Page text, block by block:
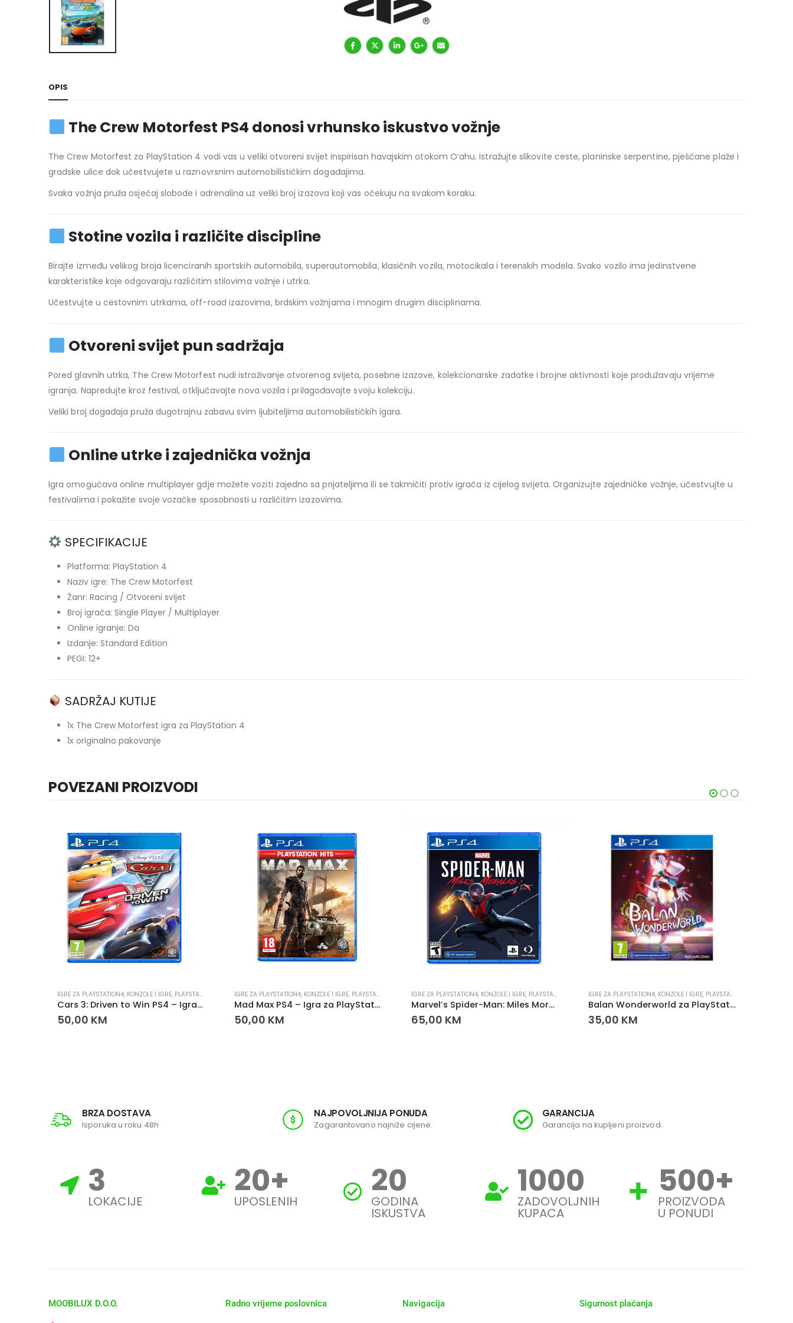
OPIS
The Crew Motorfest PS4 donosi vrhunsko iskustvo vožnje
The Crew Motorfest za PlayStation 4 vodi vas u veliki otvoreni svijet inspirisan havajskim otokom Oʻahu. Istražujte slikovite ceste, planinske serpentine, pješčane plaže i
gradske ulice dok učestvujete u raznovrsnim automobilističkim događajima.
Svaka vožnja pruža osjećaj slobode i adrenalina uz veliki broj izazova koji vas očekuju na svakom koraku.
Stotine vozila i različite discipline
Birajte između velikog broja licenciranih sportskih automobila, superautomobila, klasičnih vozila, motocikala i terenskih modela. Svako vozilo ima jedinstvene
karakteristike koje odgovaraju različitim stilovima vožnje i utrka.
Učestvujte u cestovnim utrkama, off-road izazovima, brdskim vožnjama i mnogim drugim disciplinama.
Otvoreni svijet pun sadržaja
Pored glavnih utrka, The Crew Motorfest nudi istraživanje otvorenog svijeta, posebne izazove, kolekcionarske zadatke i brojne aktivnosti koje produžavaju vrijeme
igranja. Napredujte kroz festival, otključavajte nova vozila i prilagođavajte svoju kolekciju.
Veliki broj događaja pruža dugotrajnu zabavu svim ljubiteljima automobilističkih igara.
Online utrke i zajednička vožnja
Igra omogućava online multiplayer gdje možete voziti zajedno sa prijateljima ili se takmičiti protiv igrača iz cijelog svijeta. Organizujte zajedničke vožnje, učestvujte u
festivalima i pokažite svoje vozačke sposobnosti u različitim izazovima.
SPECIFIKACIJE
Platforma: PlayStation 4
Naziv igre: The Crew Motorfest
Žanr: Racing / Otvoreni svijet
Broj igrača: Single Player / Multiplayer
Online igranje: Da
Izdanje: Standard Edition
PEGI: 12+
SADRŽAJ KUTIJE
1x The Crew Motorfest igra za PlayStation 4
1x originalno pakovanje
POVEZANI PROIZVODI
IGRE ZA PLAYSTATION4, KONZOLE I IGRE, PLAYSTATION
Cars 3: Driven to Win PS4 – Igra za PlayStation 4
50,00 KM
IGRE ZA PLAYSTATION4, KONZOLE I IGRE, PLAYSTATION
Mad Max PS4 – Igra za PlayStation 4
50,00 KM
IGRE ZA PLAYSTATION4, KONZOLE I IGRE, PLAYSTATION
Marvel’s Spider-Man: Miles Morales PS4
65,00 KM
IGRE ZA PLAYSTATION4, KONZOLE I IGRE, PLAYSTATION
Balan Wonderworld za PlayStation 4 (PS4)
35,00 KM
BRZA DOSTAVA
Isporuka u roku 48h
NAJPOVOLJNIJA PONUDA
Zagarantovano najniže cijene.
GARANCIJA
Garancija na kupljeni proizvod.
3
LOKACIJE 20+
UPOSLENIH 20
GODINA
ISKUSTVA
1000
ZADOVOLJNIH
KUPACA
500+
PROIZVODA
U PONUDI
MOOBILUX D.O.O. Radno vrijeme poslovnica Navigacija Sigurnost plaćanja